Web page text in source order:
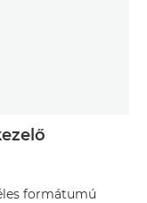
formátumú